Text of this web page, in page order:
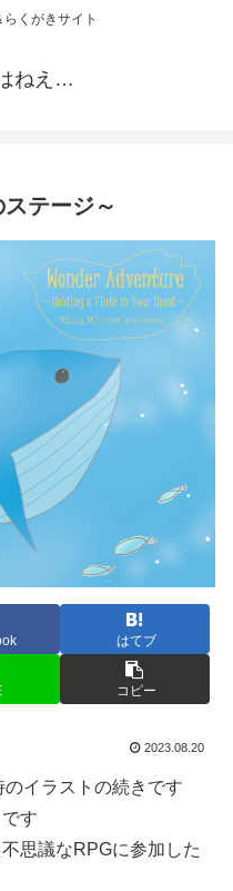
くがきサイト
ねえ…
テージ～
はてブ
コピー
2023.08.20
イラストの続きです
す
思議なRPGに参加した